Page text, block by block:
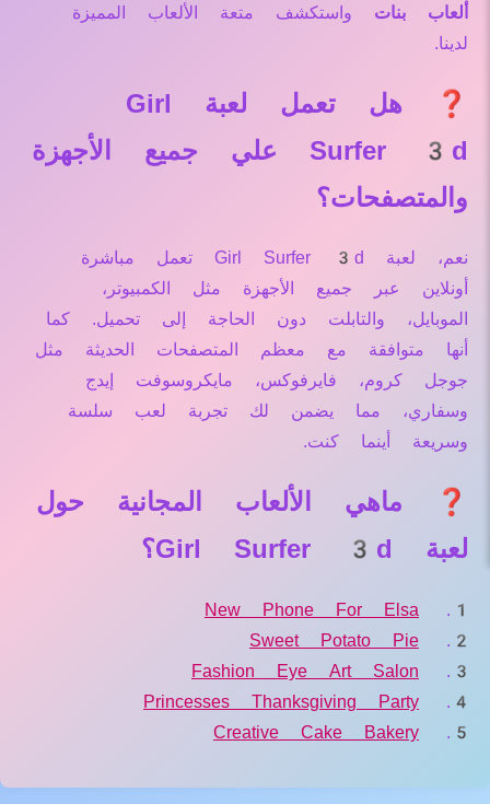
ألعاب بنات واستكشف متعة الألعاب المميزة
لدينا.
❓ هل تعمل لعبة Girl
Surfer 3d علي جميع الأجهزة
والمتصفحات؟
نعم، لعبة Girl Surfer 3d تعمل مباشرة
أونلاين عبر جميع الأجهزة مثل الكمبيوتر،
الموبايل، والتابلت دون الحاجة إلى تحميل. كما
أنها متوافقة مع معظم المتصفحات الحديثة مثل
جوجل كروم، فايرفوكس، مايكروسوفت إيدج
وسفاري، مما يضمن لك تجربة لعب سلسة
وسريعة أينما كنت.
❓ ماهي الألعاب المجانية حول
لعبة Girl Surfer 3d؟
New Phone For Elsa
Sweet Potato Pie
Fashion Eye Art Salon
Princesses Thanksgiving Party
Creative Cake Bakery